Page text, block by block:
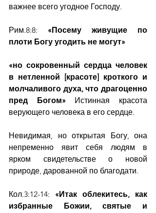
важнее всего угодное Господу.
Рим.8:8: «Посему живущие по
плоти Богу угодить не могут»
«но сокровенный сердца человек
в нетленной [красоте] кроткого и
молчаливого духа, что драгоценно
пред Богом» Истинная красота
верующего человека в его сердце.
Невидимая, но открытая Богу, она
непременно явит себя людям в
ярком свидетельстве о новой
природе, дарованной по благодати.
Кол.3:12-14: «Итак облекитесь, как
избранные Божии, святые и